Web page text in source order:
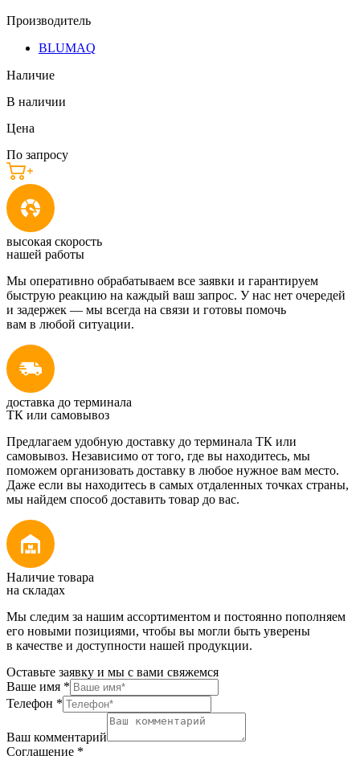
Производитель
BLUMAQ
Наличие
В наличии
Цена
По запросу
высокая скорость
нашей работы
Мы оперативно обрабатываем все заявки и гарантируем
быструю реакцию на каждый ваш запрос. У нас нет очередей
и задержек — мы всегда на связи и готовы помочь
вам в любой ситуации.
доставка до терминала
ТК или самовывоз
Предлагаем удобную доставку до терминала ТК или
самовывоз. Независимо от того, где вы находитесь, мы
поможем организовать доставку в любое нужное вам место.
Даже если вы находитесь в самых отдаленных точках страны,
мы найдем способ доставить товар до вас.
Наличие товара
на складах
Мы следим за нашим ассортиментом и постоянно пополняем
его новыми позициями, чтобы вы могли быть уверены
в качестве и доступности нашей продукции.
Оставьте заявку и мы с вами свяжемся
Ваше имя *
Телефон *
Ваш комментарий
Соглашение *